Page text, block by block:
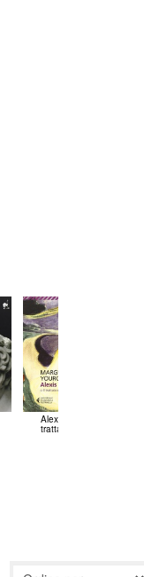
Alexis o il
trattato...